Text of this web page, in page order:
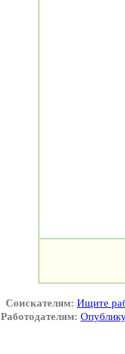
Соискателям: Ищите
Работодателям: